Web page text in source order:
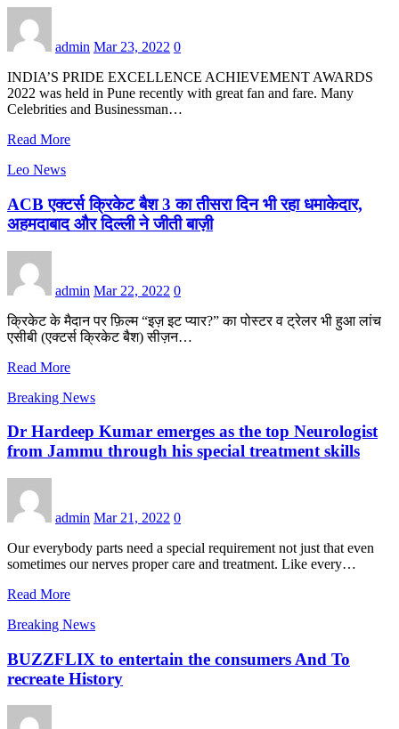
admin Mar 23, 2022 0
INDIA’S PRIDE EXCELLENCE ACHIEVEMENT AWARDS
2022 was held in Pune recently with great fan and fare. Many
Celebrities and Businessman…
Read More
Leo News
ACB एक्टर्स क्रिकेट बैश 3 का तीसरा दिन भी रहा धमाकेदार,
अहमदाबाद और दिल्ली ने जीती बाज़ी
admin Mar 22, 2022 0
क्रिकेट के मैदान पर फ़िल्म “इज़ इट प्यार?” का पोस्टर व ट्रेलर भी हुआ लांच
एसीबी (एक्टर्स क्रिकेट बैश) सीज़न…
Read More
Breaking News
Dr Hardeep Kumar emerges as the top Neurologist
from Jammu through his special treatment skills
admin Mar 21, 2022 0
Our everybody parts need a special requirement not just that even
sometimes our nerves proper care and treatment. Like every…
Read More
Breaking News
BUZZFLIX to entertain the consumers And To
recreate History